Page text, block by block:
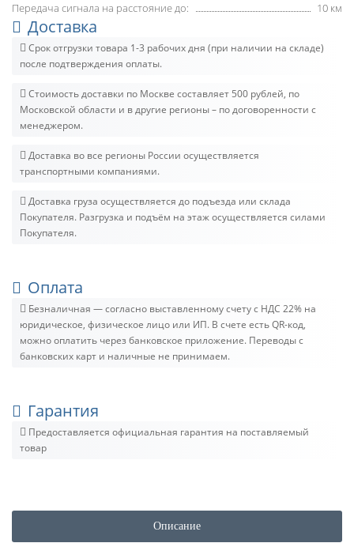
Передача сигнала на расстояние до:
10 км
Доставка
Срок отгрузки товара 1-3 рабочих дня (при наличии на складе)
после подтверждения оплаты.
Стоимость доставки по Москве составляет 500 рублей, по
Московской области и в другие регионы – по договоренности с
менеджером.
Доставка во все регионы России осуществляется
транспортными компаниями.
Доставка груза осуществляется до подъезда или склада
Покупателя. Разгрузка и подъём на этаж осуществляется силами
Покупателя.
Оплата
Безналичная — согласно выставленному счету c НДС 22% на
юридическое, физическое лицо или ИП. В счете есть QR-код,
можно оплатить через банковское приложение. Переводы с
банковских карт и наличные не принимаем.
Гарантия
Предоставляется официальная гарантия на поставляемый
товар
Описание